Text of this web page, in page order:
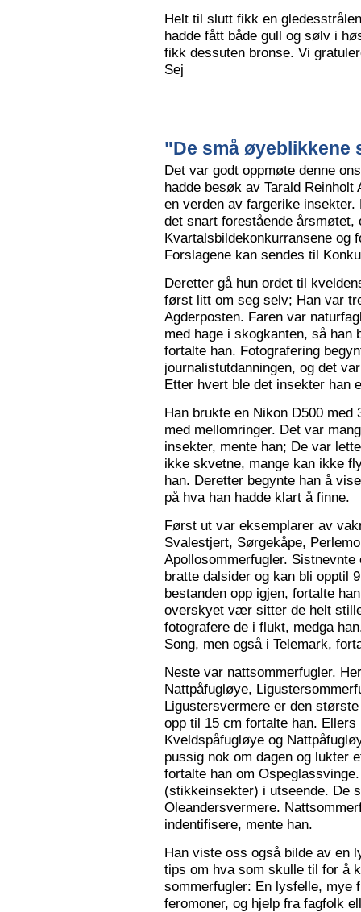
Helt til slutt fikk en
hadde fått både gull og sølv i
fikk dessuten bronse. Vi
Sej
"De små øyeblikkene
Det var godt oppmøte denne
hadde besøk av Tarald
en verden av fargerike
det snart forestående
Kvartalsbildekonkurransene og
Forslagene kan sendes til
Deretter gå hun ordet til
først litt om seg selv; Han var
Agderposten. Faren var
med hage i skogkanten, så han
fortalte han. Fotografering
journalistutdanningen, og det
Etter hvert ble det insekter han
Han brukte en Nikon D500
med mellomringer. Det var
insekter, mente han; De var
ikke skvetne, mange kan ikke
han. Deretter begynte han å
på hva han hadde klart å finne.
Først ut var eksemplarer av
Svalestjert, Sørgekåpe,
Apollosommerfugler.
bratte dalsider og kan bli opptil
bestanden opp igjen, fortalte
overskyet vær sitter de helt
fotografere de i flukt, medga
Song, men også i Telemark,
Neste var nattsommerfugler.
Nattpåfugløye,
Ligustersvermere er den
opp til 15 cm fortalte han.
Kveldspåfugløye og
pussig nok om dagen og lukter
fortalte han om
(stikkeinsekter) i utseende. De
Oleandersvermere.
indentifisere, mente han.
Han viste oss også bilde av en
tips om hva som skulle til for å
sommerfugler: En lysfelle, mye
feromoner, og hjelp fra fagfolk